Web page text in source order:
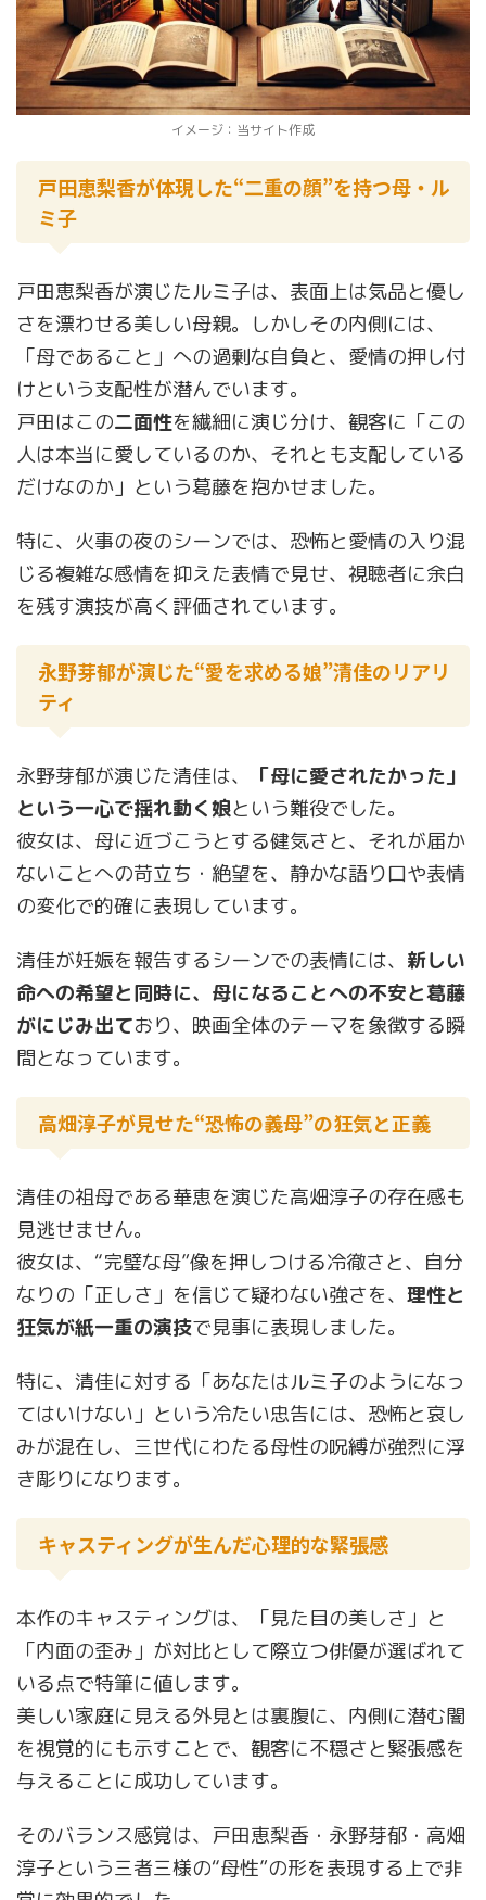
イメージ：当サイト作成
戸田恵梨香が体現した“二重の顔”を持つ母・ル
ミ子
戸田恵梨香が演じたルミ子は、表面上は気品と優し
さを漂わせる美しい母親。しかしその内側には、
「母であること」への過剰な自負と、愛情の押し付
けという支配性が潜んでいます。
戸田はこの二面性を繊細に演じ分け、観客に「この
人は本当に愛しているのか、それとも支配している
だけなのか」という葛藤を抱かせました。
特に、火事の夜のシーンでは、恐怖と愛情の入り混
じる複雑な感情を抑えた表情で見せ、視聴者に余白
を残す演技が高く評価されています。
永野芽郁が演じた“愛を求める娘”清佳のリアリ
ティ
永野芽郁が演じた清佳は、
「母に愛されたかった」
という一心で揺れ動く娘という難役でした。
彼女は、母に近づこうとする健気さと、それが届か
ないことへの苛立ち・絶望を、静かな語り口や表情
の変化で的確に表現しています。
清佳が妊娠を報告するシーンでの表情には、 新しい
命への希望と同時に、母になることへの不安と葛藤
がにじみ出ており、映画全体のテーマを象徴する瞬
間となっています。
高畑淳子が見せた“恐怖の義母”の狂気と正義
清佳の祖母である華恵を演じた高畑淳子の存在感も
見逃せません。
彼女は、“完璧な母”像を押しつける冷徹さと、自分
なりの「正しさ」を信じて疑わない強さを、 理性と
狂気が紙一重の演技で見事に表現しました。
特に、清佳に対する「あなたはルミ子のようになっ
てはいけない」という冷たい忠告には、恐怖と哀し
みが混在し、三世代にわたる母性の呪縛が強烈に浮
き彫りになります。
キャスティングが生んだ心理的な緊張感
本作のキャスティングは、「見た目の美しさ」と
「内面の歪み」が対比として際立つ俳優が選ばれて
いる点で特筆に値します。
美しい家庭に見える外見とは裏腹に、内側に潜む闇
を視覚的にも示すことで、観客に不穏さと緊張感を
与えることに成功しています。
そのバランス感覚は、戸田恵梨香・永野芽郁・高畑
淳子という三者三様の“母性”の形を表現する上で非